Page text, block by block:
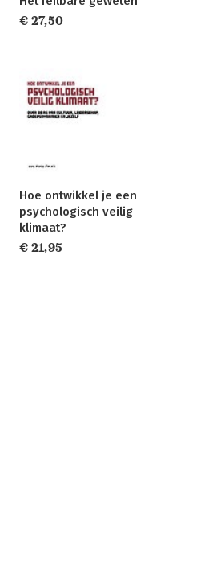
€ 27,50
Hoe ontwikkel je een
psychologisch veilig
klimaat?
€ 21,95